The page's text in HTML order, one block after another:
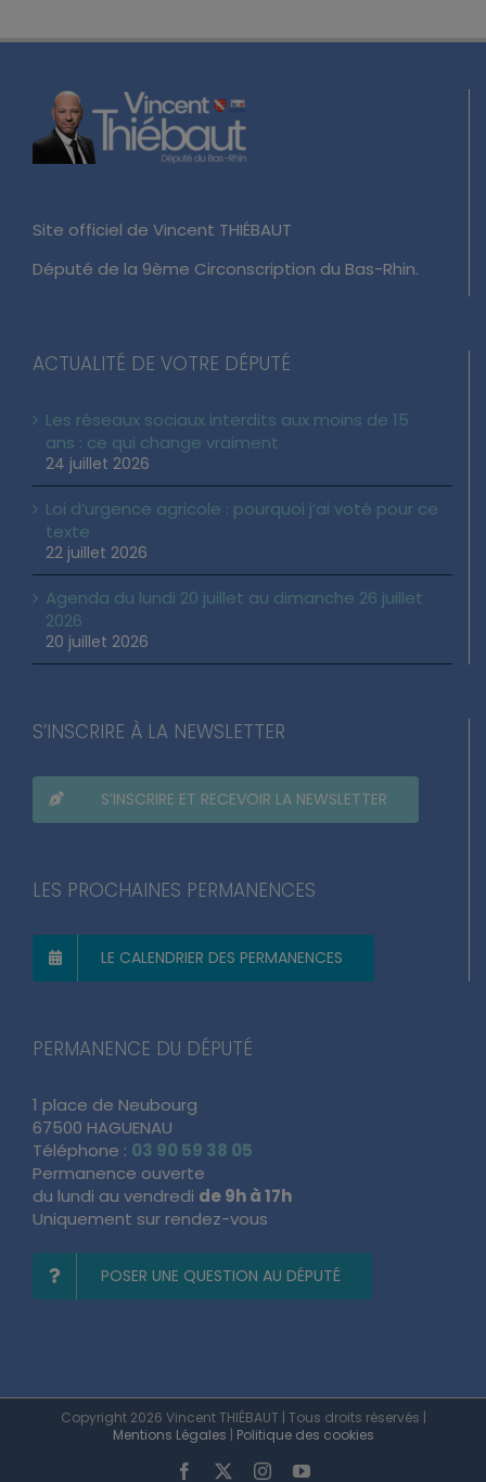
Site officiel de Vincent THIÉBAUT
Député de la 9ème Circonscription du Bas-Rhin.
ACTUALITÉ DE VOTRE DÉPUTÉ
Les réseaux sociaux interdits aux moins de 15
ans : ce qui change vraiment
24 juillet 2026
Loi d’urgence agricole : pourquoi j’ai voté pour ce
texte
22 juillet 2026
Agenda du lundi 20 juillet au dimanche 26 juillet
2026
20 juillet 2026
S’INSCRIRE À LA NEWSLETTER
S’INSCRIRE ET RECEVOIR LA NEWSLETTER
LES PROCHAINES PERMANENCES
LE CALENDRIER DES PERMANENCES
PERMANENCE DU DÉPUTÉ
1 place de Neubourg
67500 HAGUENAU
Téléphone : 03 90 59 38 05
Permanence ouverte
du lundi au vendredi de 9h à 17h
Uniquement sur rendez-vous
POSER UNE QUESTION AU DÉPUTÉ
Copyright 2026 Vincent THIÉBAUT | Tous droits réservés |
Mentions Légales | Politique des cookies
Facebook InstagramYouTube